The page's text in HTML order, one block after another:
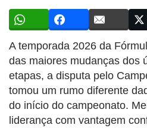
A temporada 2026 da
das maiores mudanças dos
etapas, a disputa pelo
tomou um rumo diferente
do início do campeonato.
liderança com vantagem